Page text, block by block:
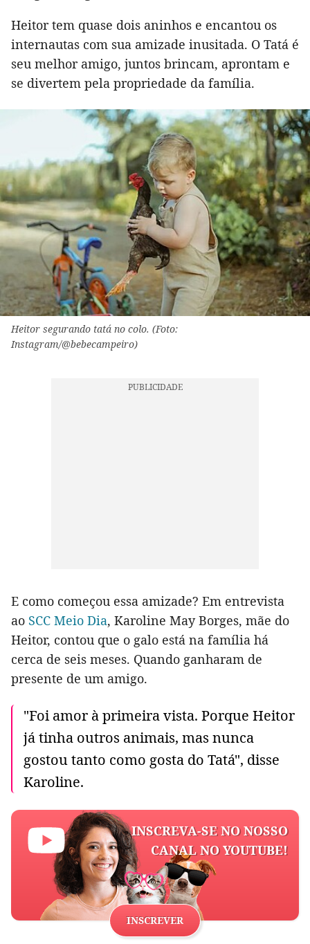
Heitor tem quase dois aninhos e encantou os
internautas com sua amizade inusitada. O Tatá é
seu melhor amigo, juntos brincam, aprontam e
se divertem pela propriedade da família.
Heitor segurando tatá no colo. (Foto:
Instagram/@bebecampeiro)
E como começou essa amizade? Em entrevista
ao SCC Meio Dia, Karoline May Borges, mãe do
Heitor, contou que o galo está na família há
cerca de seis meses. Quando ganharam de
presente de um amigo.
"Foi amor à primeira vista. Porque Heitor
já tinha outros animais, mas nunca
gostou tanto como gosta do Tatá", disse
Karoline.
INSCREVA-SE NO NOSSO
CANAL NO YOUTUBE!
INSCREVER